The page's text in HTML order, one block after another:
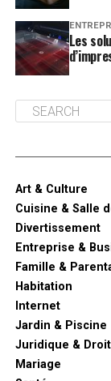
Les
Art & Culture
Cuisine & Salle
Divertissement
Entreprise &
Famille &
Habitation
Internet
Jardin & Piscine
Juridique & Droit
Mariage